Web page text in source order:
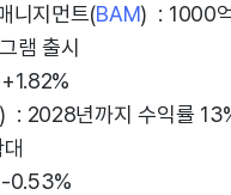
니지먼트(BAM) : 1000
램 출시
) : 2028년까지 수익률
-0.53%